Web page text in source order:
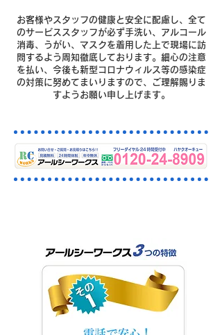
お客様やスタッフの健康と安全に配慮し、全て
のサービススタッフが必ず手洗い、アルコール
消毒、うがい、マスクを着用した上で現場に訪
問するよう周知徹底しております。細心の注意
を払い、今後も新型コロナウィルス等の感染症
の対策に努めてまいりますので、ご理解賜りま
すようお願い申し上げます。